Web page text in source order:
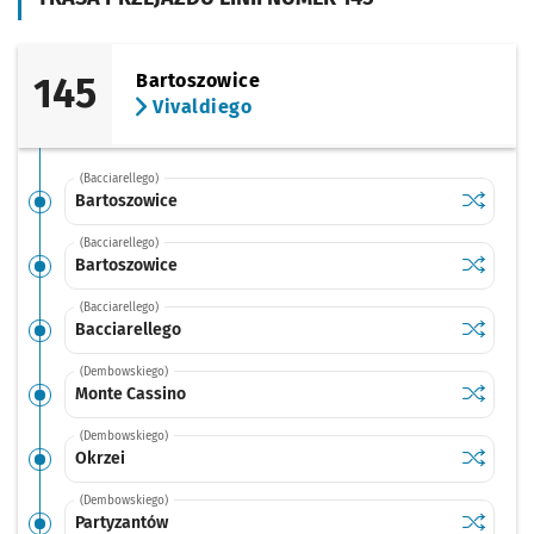
145
Bartoszowice
Vivaldiego
(Bacciarellego)
Bartoszowice Sprawdź
(Bacciarellego)
Bartoszowice Sprawdź
(Bacciarellego)
Bacciarellego Sprawdź
(Dembowskiego)
Monte Cassino Sprawdź
Monte
(Dembowskiego)
Okrzei Sprawdź
Okrzei
(Dembowskiego)
Partyzantów Sprawdź